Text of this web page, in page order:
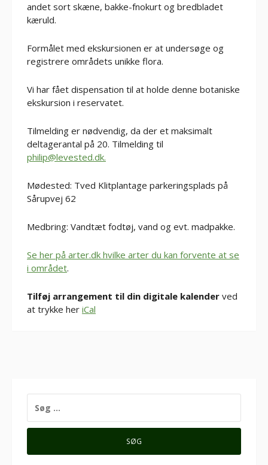
andet sort skæne, bakke-fnokurt og bredbladet
kæruld.
Formålet med ekskursionen er at undersøge og
registrere områdets unikke flora.
Vi har fået dispensation til at holde denne botaniske
ekskursion i reservatet.
Tilmelding er nødvendig, da der et maksimalt
deltagerantal på 20. Tilmelding til
philip@levested.dk.
Mødested: Tved Klitplantage parkeringsplads på
Sårupvej 62
Medbring: Vandtæt fodtøj, vand og evt. madpakke.
Se her på arter.dk hvilke arter du kan forvente at se
i området.
Tilføj arrangement til din digitale kalender ved
at trykke her iCal
EFTER: